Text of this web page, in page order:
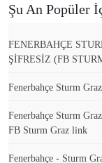
Şu An Popüler
FENERBAHÇE
ŞİFRESİZ (FB
Fenerbahçe Sturm
Fenerbahçe Sturm
FB Sturm Graz link
Fenerbahçe - Sturm